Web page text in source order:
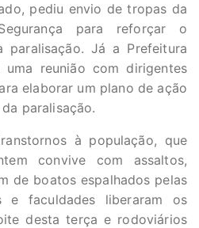
pediu envio de tropas da
para reforçar o
paralisação. Já a Prefeitura
reunião com dirigentes
elaborar um plano de ação
paralisação.
à população, que
convive com assaltos,
de boatos espalhados pelas
e faculdades liberaram os
desta terça e rodoviários